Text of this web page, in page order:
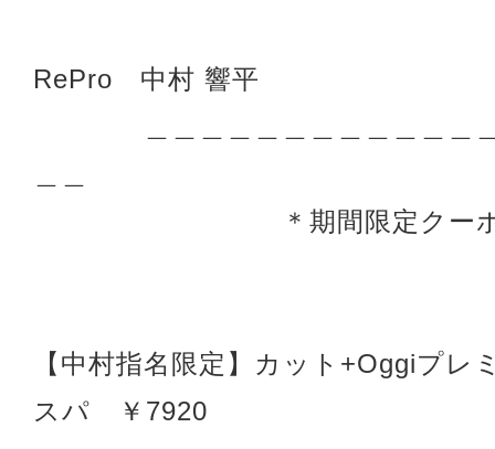
RePro 中村 響平
＊期間限定クーポン
【中村指名限定】カット+Oggiプレ
スパ ￥7920